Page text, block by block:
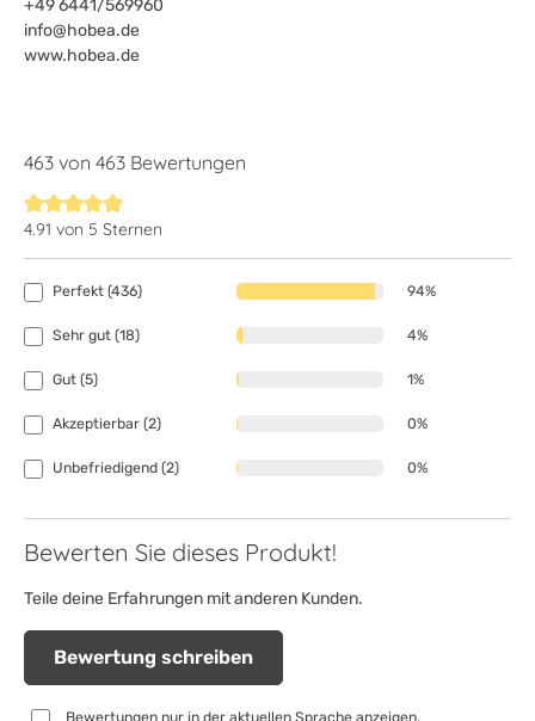
+49 6441/569960
info@hobea.de
www.hobea.de
463 von 463 Bewertungen
Durchschnittliche Bewertung von 4.9 von 5 Sternen
4.91 von 5 Sternen
Perfekt (436) 94%
Sehr gut (18) 4%
Gut (5) 1%
Akzeptierbar (2) 0%
Unbefriedigend (2) 0%
Bewerten Sie dieses Produkt!
Teile deine Erfahrungen mit anderen Kunden.
Bewertung schreiben
Bewertungen nur in der aktuellen Sprache anzeigen.